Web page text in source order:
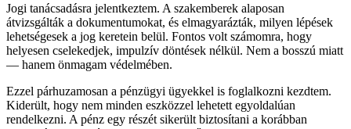
Jogi tanácsadásra jelentkeztem. A szakemberek alaposan
átvizsgálták a dokumentumokat, és elmagyarázták, milyen lépések
lehetségesek a jog keretein belül. Fontos volt számomra, hogy
helyesen cselekedjek, impulzív döntések nélkül. Nem a bosszú miatt
— hanem önmagam védelmében.
Ezzel párhuzamosan a pénzügyi ügyekkel is foglalkozni kezdtem.
Kiderült, hogy nem minden eszközzel lehetett egyoldalúan
rendelkezni. A pénz egy részét sikerült biztosítani a korábban